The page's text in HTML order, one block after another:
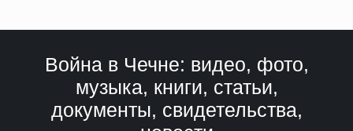
Война в Чечне: видео, фото,
музыка, книги, статьи,
документы, свидетельства,